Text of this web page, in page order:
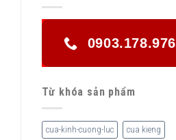
0903.178.976
Từ khóa sản phẩm
cua-kinh-cuong-luc cua kieng